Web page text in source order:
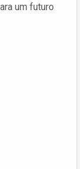
um futuro